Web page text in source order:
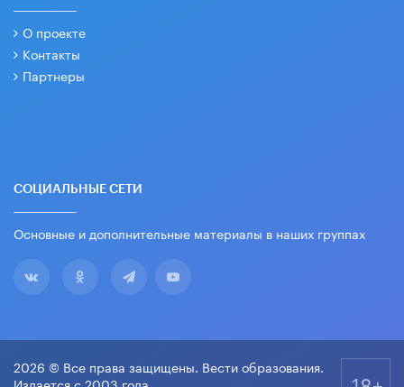
О проекте
Контакты
Партнеры
СОЦИАЛЬНЫЕ СЕТИ
Основные и дополнительные материалы в наших группах
2026 © Все права защищены. Вести образования.